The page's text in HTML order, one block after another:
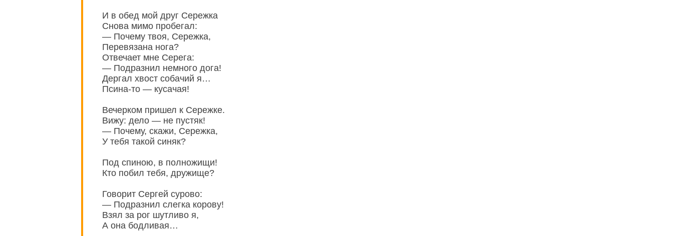
И в обед мой друг Сережка
Снова мимо пробегал:
— Почему твоя, Сережка,
Перевязана нога?
Отвечает мне Серега:
— Подразнил немного дога!
Дергал хвост собачий я…
Псина-то — кусачая!
Вечерком пришел к Сережке.
Вижу: дело — не пустяк!
— Почему, скажи, Сережка,
У тебя такой синяк?
Под спиною, в полножищи!
Кто побил тебя, дружище?
Говорит Сергей сурово:
— Подразнил слегка корову!
Взял за рог шутливо я,
А она бодливая…